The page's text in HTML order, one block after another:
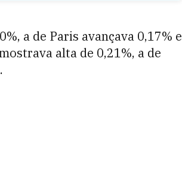
a de Paris avançava 0,17% e
alta de 0,21%, a de